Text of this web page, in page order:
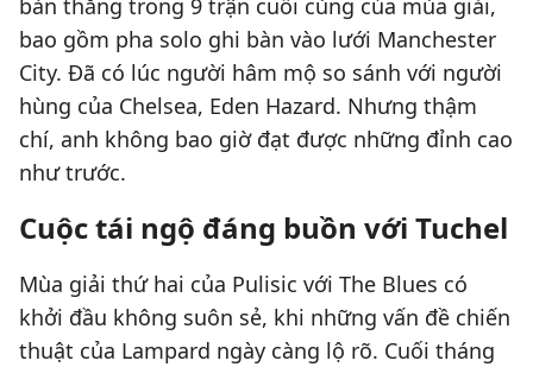
bàn thắng trong 9 trận cuối cùng của mùa giải,
bao gồm pha solo ghi bàn vào lưới Manchester
City. Đã có lúc người hâm mộ so sánh với người
hùng của Chelsea, Eden Hazard. Nhưng thậm
chí, anh không bao giờ đạt được những đỉnh cao
như trước.
Cuộc tái ngộ đáng buồn với Tuchel
Mùa giải thứ hai của Pulisic với The Blues có
khởi đầu không suôn sẻ, khi những vấn đề chiến
thuật của Lampard ngày càng lộ rõ. Cuối tháng